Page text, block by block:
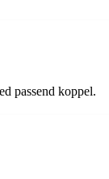
passend koppel.